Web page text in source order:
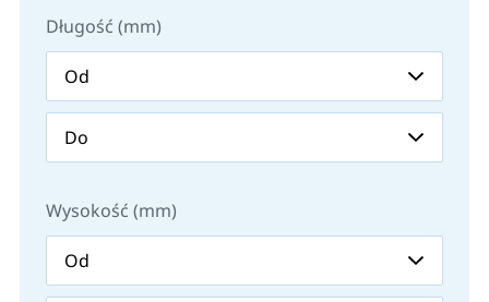
Długość (mm)
Wysokość (mm)